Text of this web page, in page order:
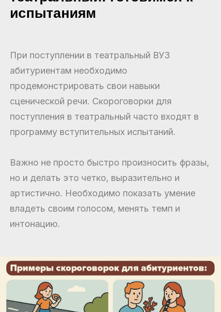
испытаниям
При поступлении в театральный ВУЗ
абитуриентам необходимо
продемонстрировать свои навыки
сценической речи. Скороговорки для
поступления в театральный часто входят в
программу вступительных испытаний.
Важно не просто быстро произносить фразы,
но и делать это четко, выразительно и
артистично. Необходимо показать умение
владеть своим голосом, менять темп и
интонацию.